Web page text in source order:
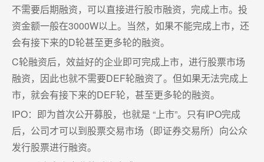
不需要后期融资，可以直接进行股市融资，完成上市。投
资金额一般在3000W以上。当然，如果不能完成上市，还
会有接下来的D轮甚至更多轮的融资。
C轮融资后，效益好的企业即可完成上市，进行股票市场
融资，因此也就不需要DEF轮融资了。但如果无法完成上
市，就会有接下来的DEF轮，甚至更多轮的融资。
IPO：即为首次公开募股，也就是 “上市”。只有IPO完成
后，公司才可以到股票交易市场（即证券交易所）向公众
发行股票进行融资。